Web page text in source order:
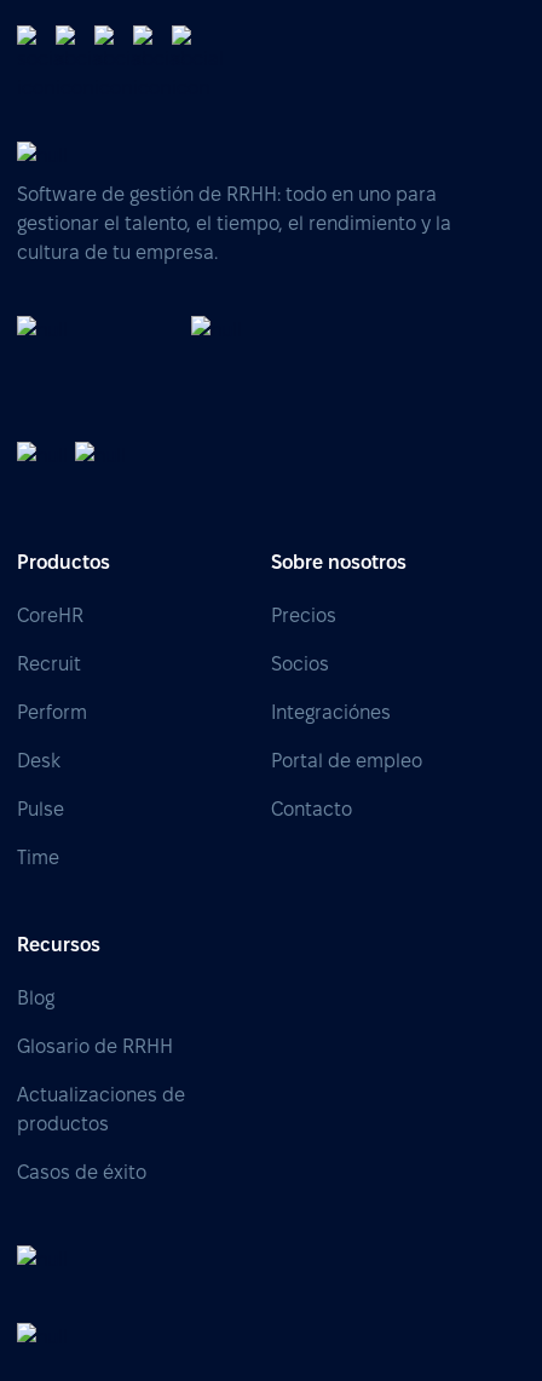
Software de gestión de RRHH: todo en uno para
gestionar el talento, el tiempo, el rendimiento y la
cultura de tu empresa.
Productos
CoreHR
Recruit
Perform
Desk
Pulse
Time
Sobre nosotros
Precios
Socios
Integraciónes
Portal de empleo
Contacto
Recursos
Blog
Glosario de RRHH
Actualizaciones de
productos
Casos de éxito